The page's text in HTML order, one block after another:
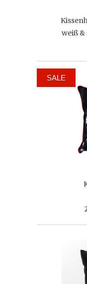
weiß
SALE